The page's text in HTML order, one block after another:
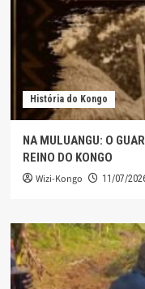
História do Kongo
NA MULUANGU: O
REINO DO KONGO
Wizi-Kongo 11/07/